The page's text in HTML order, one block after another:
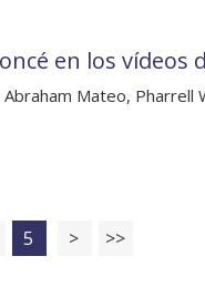
en los vídeos
Mateo, Pharrell
5 > >>